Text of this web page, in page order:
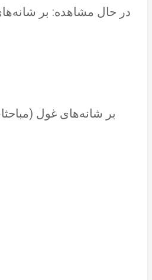
در حال مشاهده: بر
بر شانه‌های غول